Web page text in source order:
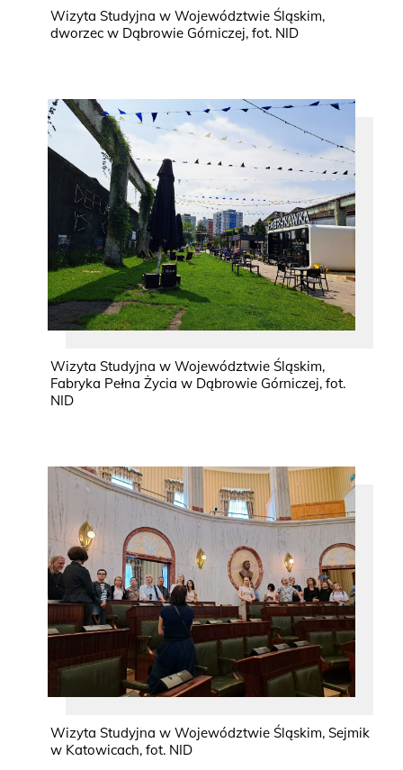
Wizyta Studyjna w Województwie Śląskim,
dworzec w Dąbrowie Górniczej, fot. NID
Wizyta Studyjna w Województwie Śląskim,
Fabryka Pełna Życia w Dąbrowie Górniczej, fot.
NID
Wizyta Studyjna w Województwie Śląskim, Sejmik
w Katowicach, fot. NID